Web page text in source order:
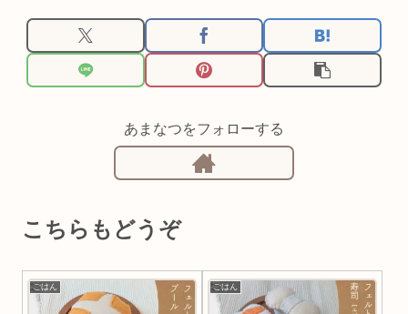
あまなつをフォローする
こちらもどうぞ
ごはん ごはん